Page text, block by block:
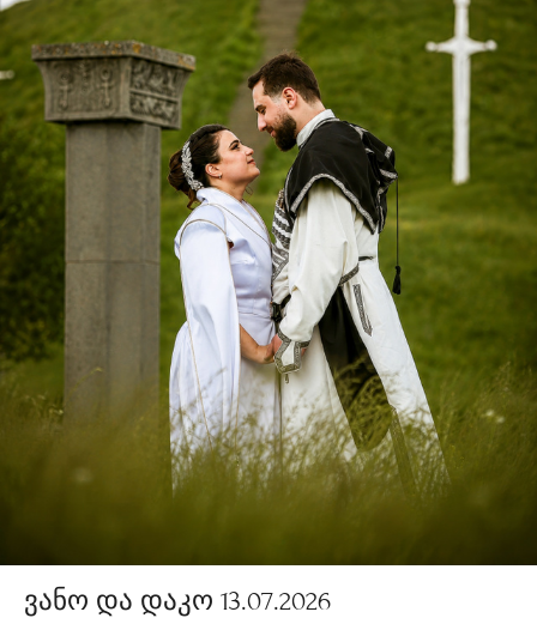
ვანო და დაკო 13.07.2026